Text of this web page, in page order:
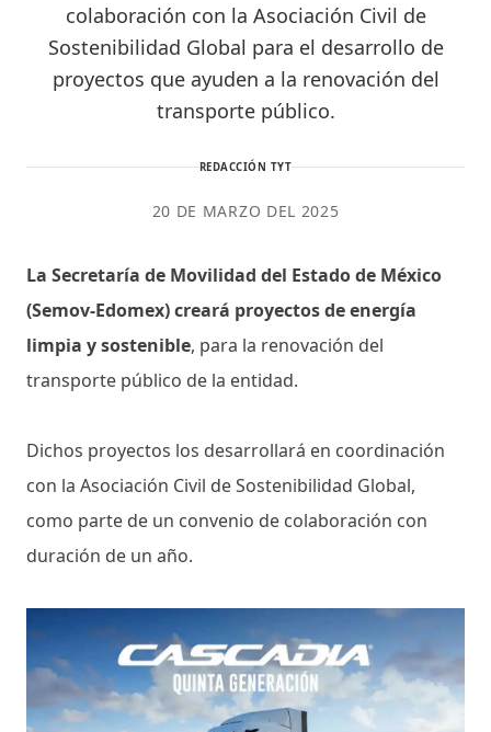
colaboración con la Asociación Civil de
Sostenibilidad Global para el desarrollo de
proyectos que ayuden a la renovación del
transporte público.
REDACCIÓN TYT
20 DE MARZO DEL 2025
La Secretaría de Movilidad del Estado de México
(Semov-Edomex) creará proyectos de energía
limpia y sostenible, para la renovación del
transporte público de la entidad.
Dichos proyectos los desarrollará en coordinación
con la Asociación Civil de Sostenibilidad Global,
como parte de un convenio de colaboración con
duración de un año.